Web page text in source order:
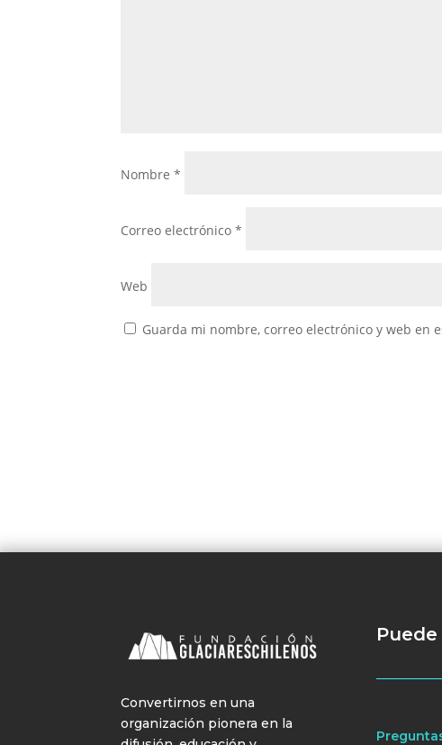
Nombre*
Correo electrónico*
Web
Guarda mi nombre, correo electrónico y web en
Convertirnos en una
organización pionera en la